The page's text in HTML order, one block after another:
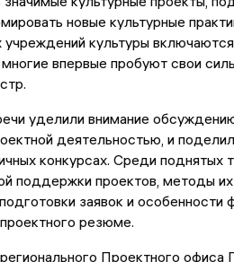
новые культурные
учреждений культуры
впервые пробуют свои
уделили внимание
деятельностью, и
конкурсах. Среди поднятых
поддержки проектов, методы
заявок и особенности
резюме.
Проектного